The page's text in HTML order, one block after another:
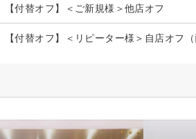
【付替オフ】＜ご新規様＞他店オフ
【付替オフ】＜リピーター様＞自店オフ